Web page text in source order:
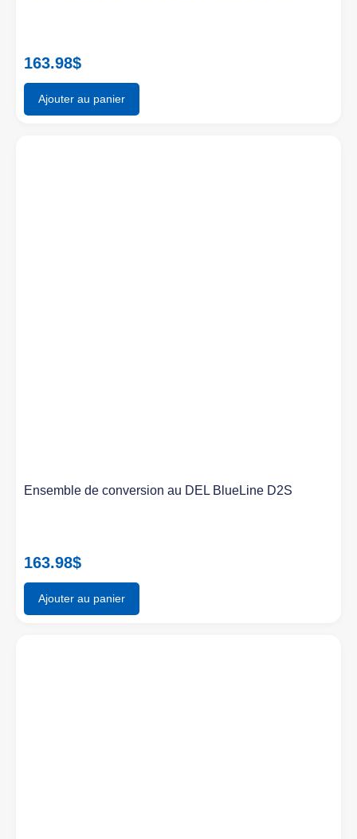
163.98$
Ajouter au panier
Ensemble de conversion au DEL BlueLine D2S
163.98$
Ajouter au panier